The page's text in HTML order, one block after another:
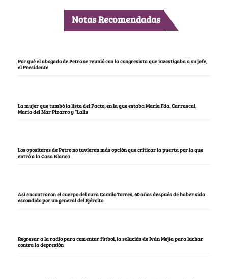
Notas Recomendadas
Por qué el abogado de Petro se reunió con la congresista que investigaba a su jefe,
el Presidente
La mujer que tumbó la lista del Pacto, en la que estaba María Fda. Carrascal,
María del Mar Pizarro y “Lalis
Los opositores de Petro no tuvieron más opción que criticar la puerta por la que
entró a la Casa Blanca
Así encontraron el cuerpo del cura Camilo Torres, 60 años después de haber sido
escondido por un general del Ejército
Regresar a la radio para comentar fútbol, la solución de Iván Mejía para luchar
contra la depresión